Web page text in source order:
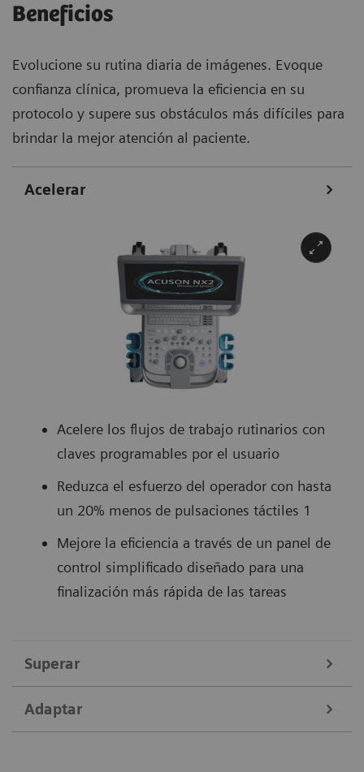
Beneficios
Evolucione su rutina diaria de imágenes. Evoque
confianza clínica, promueva la eficiencia en su
protocolo y supere sus obstáculos más difíciles para
brindar la mejor atención al paciente.
Acelerar
Acelere los flujos de trabajo rutinarios con
claves programables por el usuario
Reduzca el esfuerzo del operador con hasta
un 20% menos de pulsaciones táctiles 1
Mejore la eficiencia a través de un panel de
control simplificado diseñado para una
finalización más rápida de las tareas
Superar
Alta calidad de imagen para diagnósticos
Adaptar